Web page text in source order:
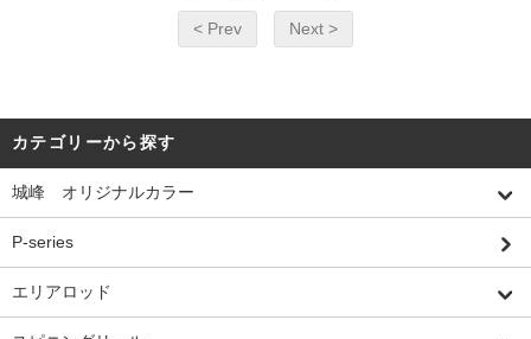
< Prev Next >
カテゴリーから探す
城峰 オリジナルカラー
P-series
エリアロッド